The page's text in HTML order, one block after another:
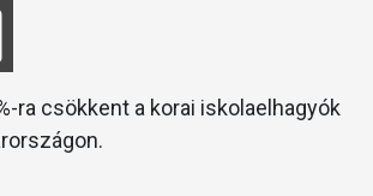
ra csökkent a korai iskolaelhagyók